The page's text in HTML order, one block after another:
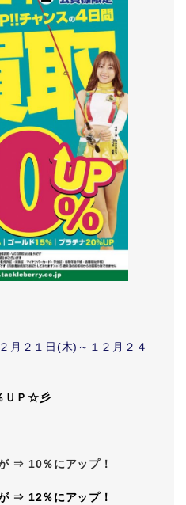
月２１日(木)～１２月２４
ＵＰ☆彡
⇒ 10％にアップ！
⇒ 12％にアップ！